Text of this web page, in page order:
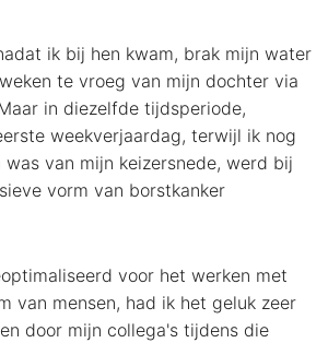
ik bij hen kwam, brak mijn water
te vroeg van mijn dochter via
in diezelfde tijdsperiode,
weekverjaardag, terwijl ik nog
was van mijn keizersnede, werd bij
vorm van borstkanker
voor het werken met
van mensen, had ik het geluk zeer
door mijn collega's tijdens die